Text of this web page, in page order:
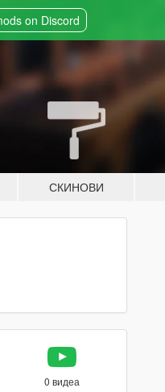
on Discord
СКИНОВИ
0 видеа